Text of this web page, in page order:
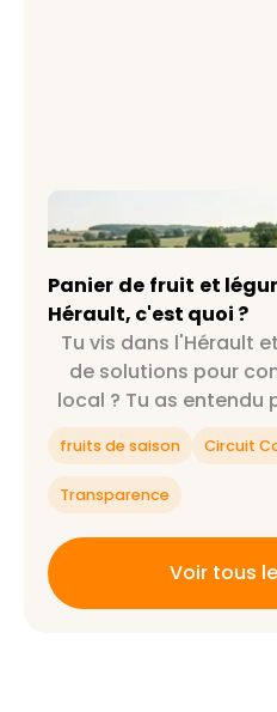
Panier de fruit et
Hérault, c'est quoi ?
Panier de fruit et
Hérault, c'est quoi ?
Tu vis dans l'Hérault
de solutions pour
local ? Tu as entendu
tu ne sais pas
Alors cet article
fruits de saison Circuit
Transparence
Voir tous